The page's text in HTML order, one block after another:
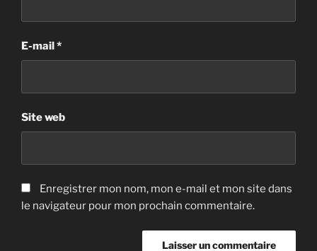
E-mail*
Site web
Enregistrer mon nom, mon e-mail et mon site dans
le navigateur pour mon prochain commentaire.